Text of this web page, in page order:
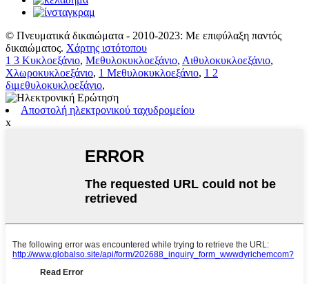
© Πνευματικά δικαιώματα - 2010-2023: Με επιφύλαξη παντός
δικαιώματος. Χάρτης ιστότοπου
1 3 Κυκλοεξάνιο, Μεθυλοκυκλοεξάνιο, Αιθυλοκυκλοεξάνιο,
Χλωροκυκλοεξάνιο, 1 Μεθυλοκυκλοεξάνιο, 1 2
διμεθυλοκυκλοεξάνιο,
Αποστολή ηλεκτρονικού ταχυδρομείου
x